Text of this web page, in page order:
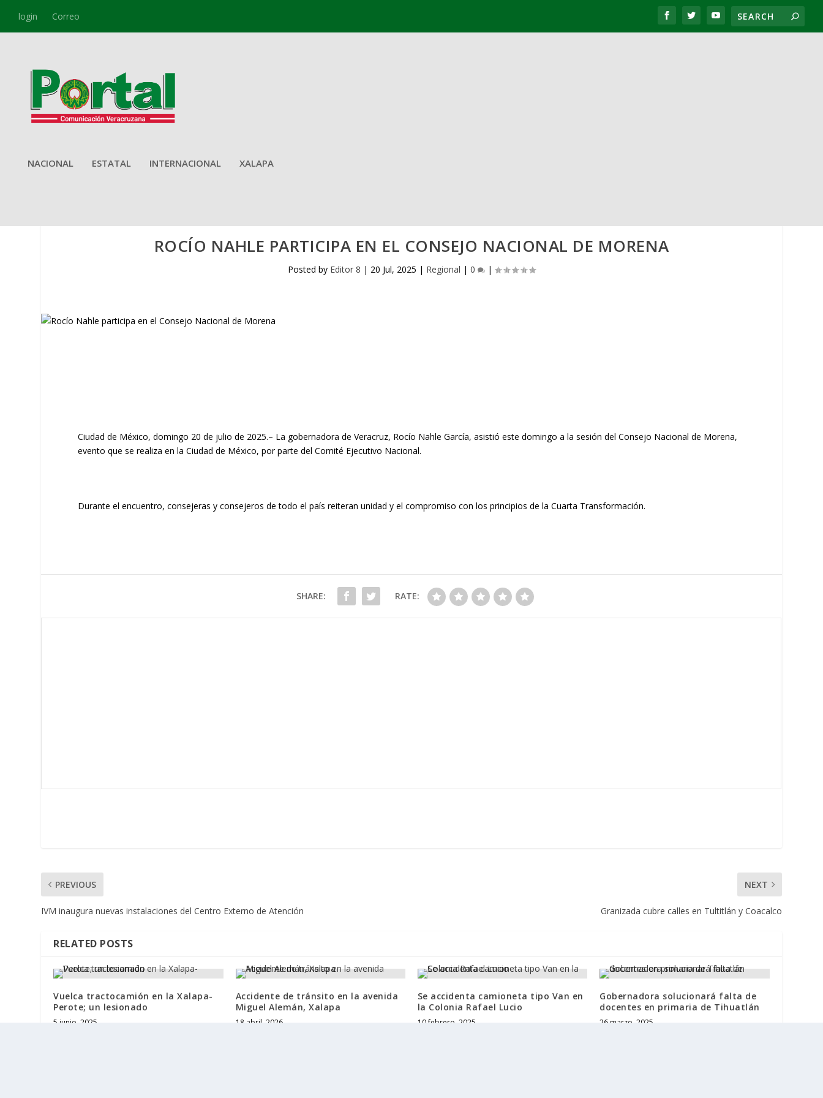
login Correo
NACIONAL ESTATAL INTERNACIONAL XALAPA
ROCÍO NAHLE PARTICIPA EN EL CONSEJO NACIONAL DE MORENA
Posted by Editor 8 | 20 Jul, 2025 | Regional | 0 |
Ciudad de México, domingo 20 de julio de 2025.– La gobernadora de Veracruz, Rocío Nahle García, asistió este domingo a la sesión del Consejo Nacional de Morena,
evento que se realiza en la Ciudad de México, por parte del Comité Ejecutivo Nacional.
Durante el encuentro, consejeras y consejeros de todo el país reiteran unidad y el compromiso con los principios de la Cuarta Transformación.
SHARE: RATE:
PREVIOUS
IVM inaugura nuevas instalaciones del Centro Externo de Atención
NEXT
Granizada cubre calles en Tultitlán y Coacalco
RELATED POSTS
Vuelca tractocamión en la Xalapa-
Perote; un lesionado
5 junio, 2025
Accidente de tránsito en la avenida
Miguel Alemán, Xalapa
18 abril, 2026
Se accidenta camioneta tipo Van en
la Colonia Rafael Lucio
10 febrero, 2025
Gobernadora solucionará falta de
docentes en primaria de Tihuatlán
26 marzo, 2025